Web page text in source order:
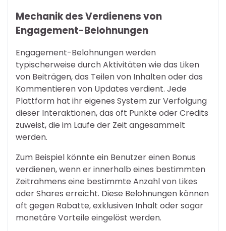
Mechanik des Verdienens von
Engagement-Belohnungen
Engagement-Belohnungen werden
typischerweise durch Aktivitäten wie das Liken
von Beiträgen, das Teilen von Inhalten oder das
Kommentieren von Updates verdient. Jede
Plattform hat ihr eigenes System zur Verfolgung
dieser Interaktionen, das oft Punkte oder Credits
zuweist, die im Laufe der Zeit angesammelt
werden.
Zum Beispiel könnte ein Benutzer einen Bonus
verdienen, wenn er innerhalb eines bestimmten
Zeitrahmens eine bestimmte Anzahl von Likes
oder Shares erreicht. Diese Belohnungen können
oft gegen Rabatte, exklusiven Inhalt oder sogar
monetäre Vorteile eingelöst werden.